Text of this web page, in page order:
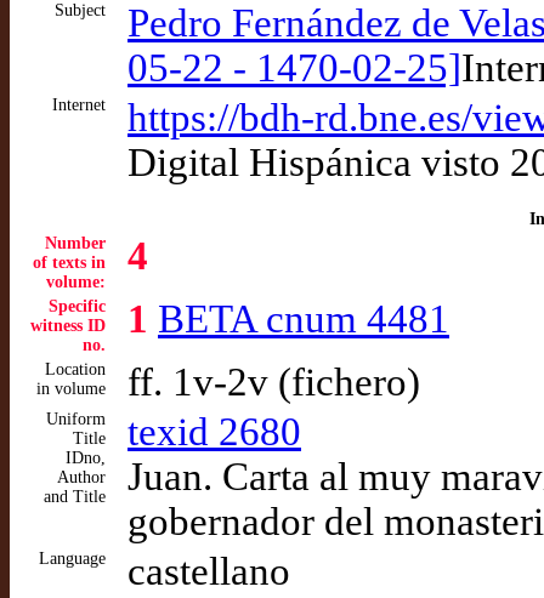
Subject
Pedro Fernández de
05-22 - 1470-02-25]
Internet
https://bdh-rd.bne.es/
Digital Hispánica visto
Number
of texts in
volume:
4
Specific
witness ID
no.
1 BETA cnum 4481
Location
in volume
ff. 1v-2v (fichero)
Uniform
Title
IDno,
Author
and Title
texid 2680
Juan. Carta al muy
gobernador del
Language castellano